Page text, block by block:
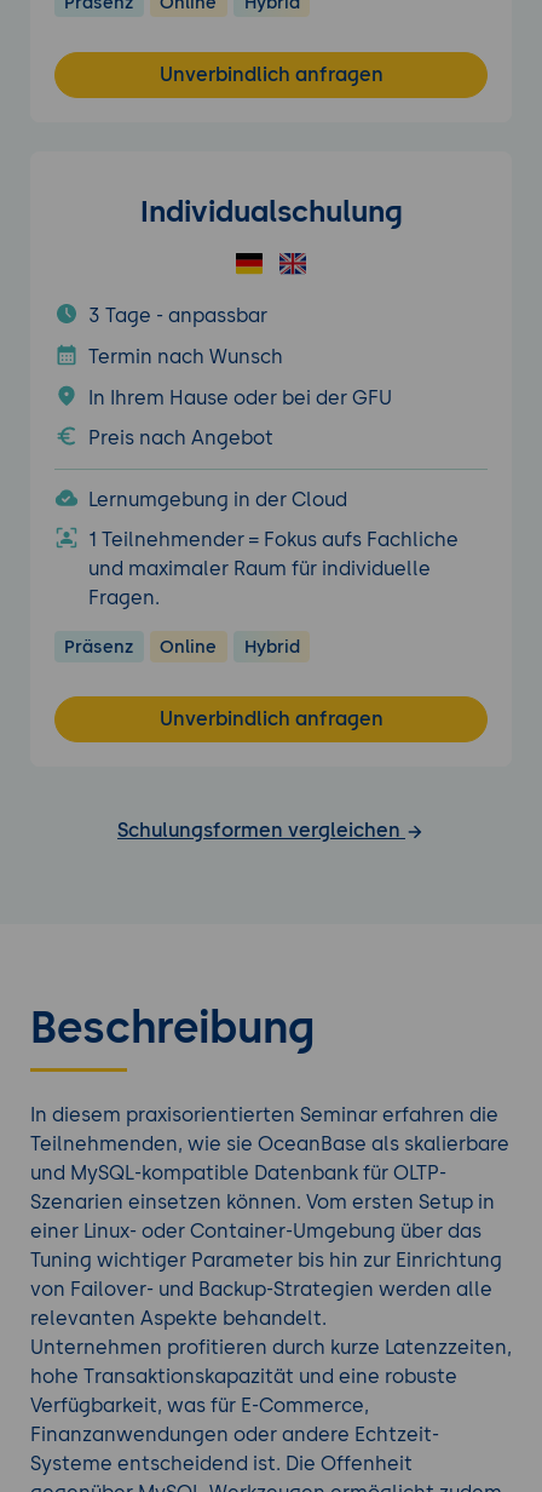
Unverbindlich anfragen
Individualschulung
3 Tage - anpassbar
Termin nach Wunsch
In Ihrem Hause oder bei der GFU
Preis nach Angebot
Lernumgebung in der Cloud
1 Teilnehmender = Fokus aufs Fachliche
und maximaler Raum für individuelle
Fragen.
Präsenz Online Hybrid
Unverbindlich anfragen
Schulungsformen vergleichen
Beschreibung
In diesem praxisorientierten Seminar erfahren die
Teilnehmenden, wie sie OceanBase als skalierbare
und MySQL-kompatible Datenbank für OLTP-
Szenarien einsetzen können. Vom ersten Setup in
einer Linux- oder Container-Umgebung über das
Tuning wichtiger Parameter bis hin zur Einrichtung
von Failover- und Backup-Strategien werden alle
relevanten Aspekte behandelt.
Unternehmen profitieren durch kurze Latenzzeiten,
hohe Transaktionskapazität und eine robuste
Verfügbarkeit, was für E-Commerce,
Finanzanwendungen oder andere Echtzeit-
Systeme entscheidend ist. Die Offenheit